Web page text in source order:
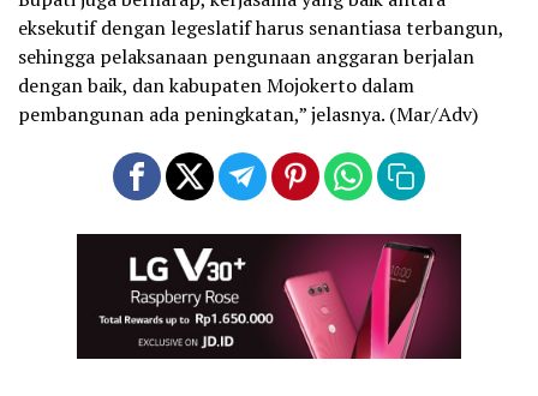
eksekutif dengan legeslatif harus senantiasa terbangun,
sehingga pelaksanaan pengunaan anggaran berjalan
dengan baik, dan kabupaten Mojokerto dalam
pembangunan ada peningkatan,” jelasnya. (Mar/Adv)